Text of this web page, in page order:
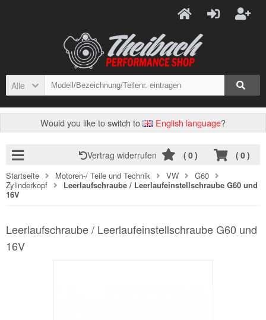
Alle
Would you like to switch to English language?
( 0)
Vertrag widerrufen ( 0)
Startseite Motoren-/ Teile und Technik VW
G60
Zylinderkopf
Leerlaufschraube / Leerlaufeinstellschraube G60 und
16V
Leerlaufschraube / Leerlaufeinstellschraube G60 und
16V